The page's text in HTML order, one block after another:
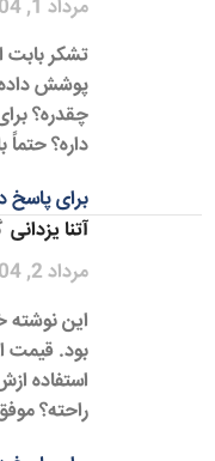
مرداد 1, 1404 در 8:12 ب.ظ
تشکر
پوشش داده
چقدره؟
داره؟ حتماً
برای پاسخ
آتنا یزدانی
مرداد 2, 1404 در 6:50 ب.ظ
این
بود.
استفاده
راحته؟